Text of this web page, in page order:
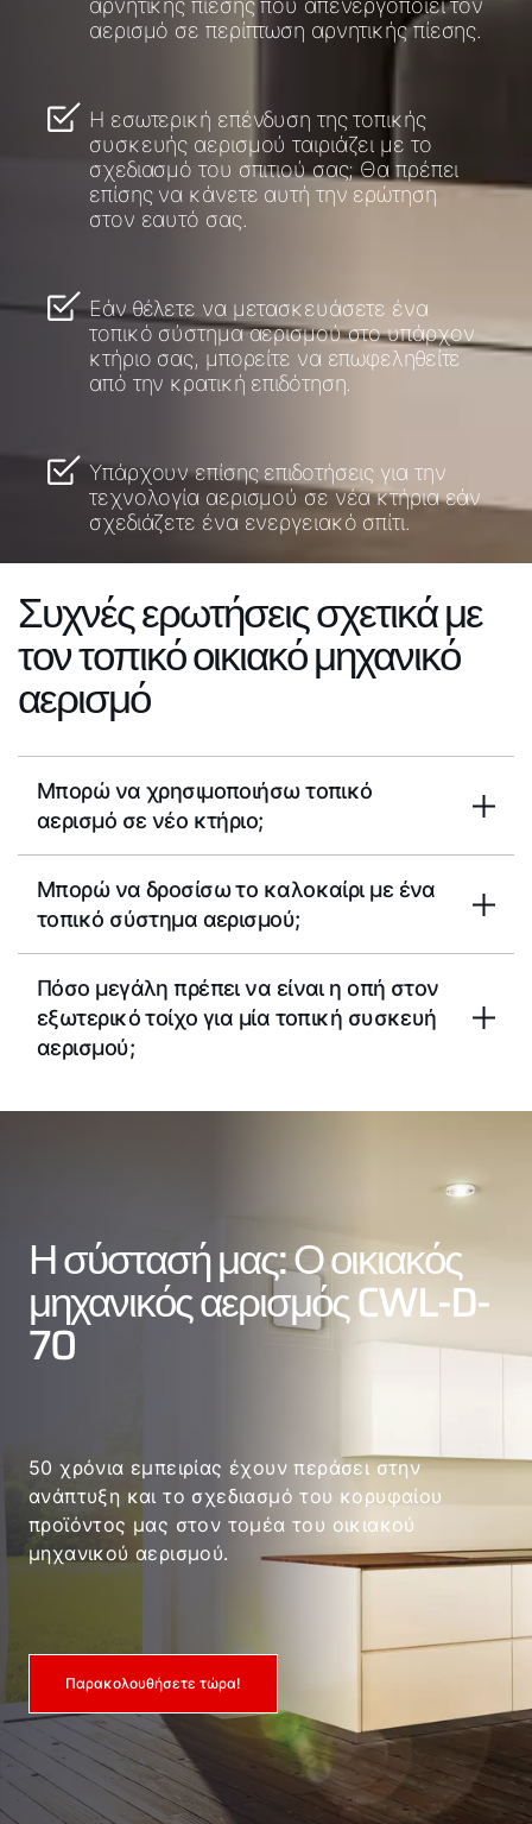
αρνητικής πίεσης που απενεργοποιεί τον
αερισμό σε περίπτωση αρνητικής πίεσης.
Η εσωτερική επένδυση της τοπικής
συσκευής αερισμού ταιριάζει με το
σχεδιασμό του σπιτιού σας; Θα πρέπει
επίσης να κάνετε αυτή την ερώτηση
στον εαυτό σας.
Εάν θέλετε να μετασκευάσετε ένα
τοπικό σύστημα αερισμού στο υπάρχον
κτήριο σας, μπορείτε να επωφεληθείτε
από την κρατική επιδότηση.
Υπάρχουν επίσης επιδοτήσεις για την
τεχνολογία αερισμού σε νέα κτήρια εάν
σχεδιάζετε ένα ενεργειακό σπίτι.
Συχνές ερωτήσεις σχετικά με
τον τοπικό οικιακό μηχανικό
αερισμό
Μπορώ να χρησιμοποιήσω τοπικό
αερισμό σε νέο κτήριο;
Μπορώ να δροσίσω το καλοκαίρι με ένα
τοπικό σύστημα αερισμού;
Πόσο μεγάλη πρέπει να είναι η οπή στον
εξωτερικό τοίχο για μία τοπική συσκευή
αερισμού;
Η σύστασή μας: Ο οικιακός
μηχανικός αερισμός CWL-D-
70
50 χρόνια εμπειρίας έχουν περάσει στην
ανάπτυξη και το σχεδιασμό του κορυφαίου
προϊόντος μας στον τομέα του οικιακού
μηχανικού αερισμού.
Παρακολουθήσετε τώρα!